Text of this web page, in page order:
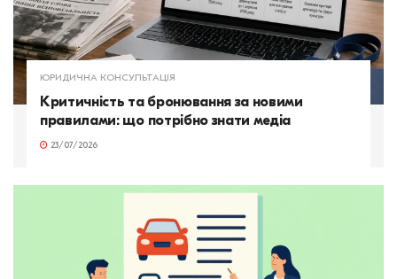
ЮРИДИЧНА КОНСУЛЬТАЦІЯ
Критичність та бронювання за новими
правилами: що потрібно знати медіа
23/07/2026